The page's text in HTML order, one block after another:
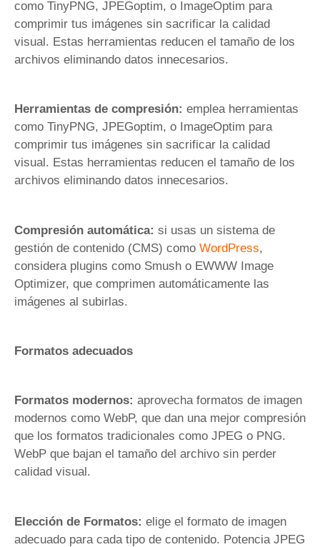
como TinyPNG, JPEGoptim, o ImageOptim para
comprimir tus imágenes sin sacrificar la calidad
visual. Estas herramientas reducen el tamaño de los
archivos eliminando datos innecesarios.
Herramientas de compresión: emplea herramientas
como TinyPNG, JPEGoptim, o ImageOptim para
comprimir tus imágenes sin sacrificar la calidad
visual. Estas herramientas reducen el tamaño de los
archivos eliminando datos innecesarios.
Compresión automática: si usas un sistema de
gestión de contenido (CMS) como WordPress,
considera plugins como Smush o EWWW Image
Optimizer, que comprimen automáticamente las
imágenes al subirlas.
Formatos adecuados
Formatos modernos: aprovecha formatos de imagen
modernos como WebP, que dan una mejor compresión
que los formatos tradicionales como JPEG o PNG.
WebP que bajan el tamaño del archivo sin perder
calidad visual.
Elección de Formatos: elige el formato de imagen
adecuado para cada tipo de contenido. Potencia JPEG